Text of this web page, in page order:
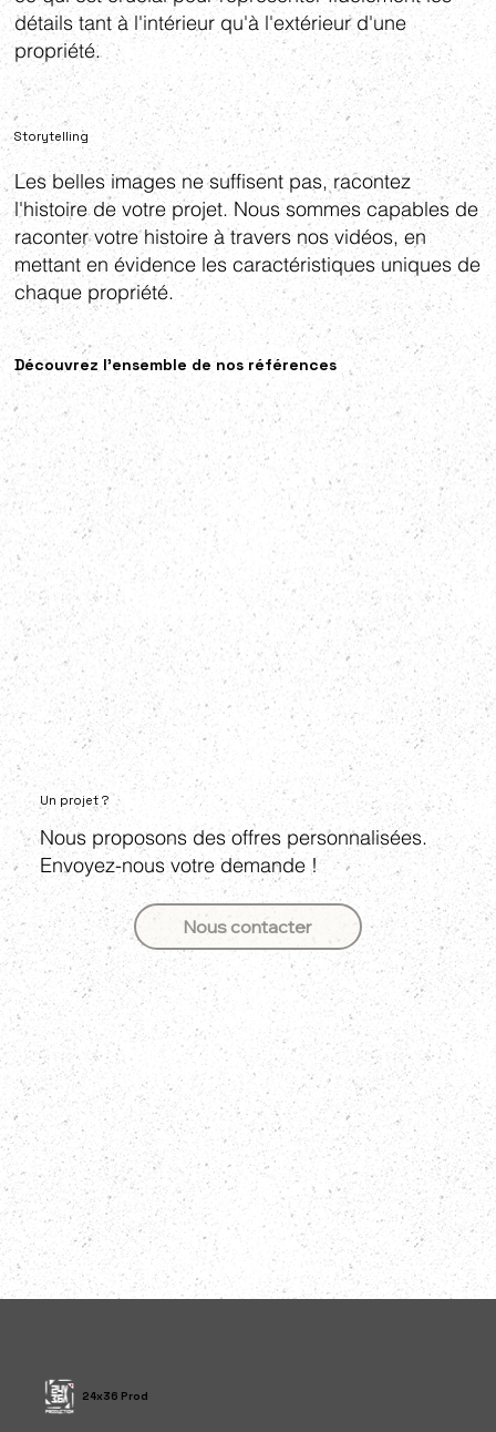
détails tant à l'intérieur qu'à l'extérieur d'une
propriété.
Les belles images ne suffisent pas, racontez
l'histoire de votre projet. Nous sommes capables de
raconter votre histoire à travers nos vidéos, en
mettant en évidence les caractéristiques uniques de
chaque propriété.
Storytelling
Découvrez l'ensemble de nos références
Nous contacter
Nous proposons des offres personnalisées.
Envoyez-nous votre demande !
Un projet ?
24x36 Prod